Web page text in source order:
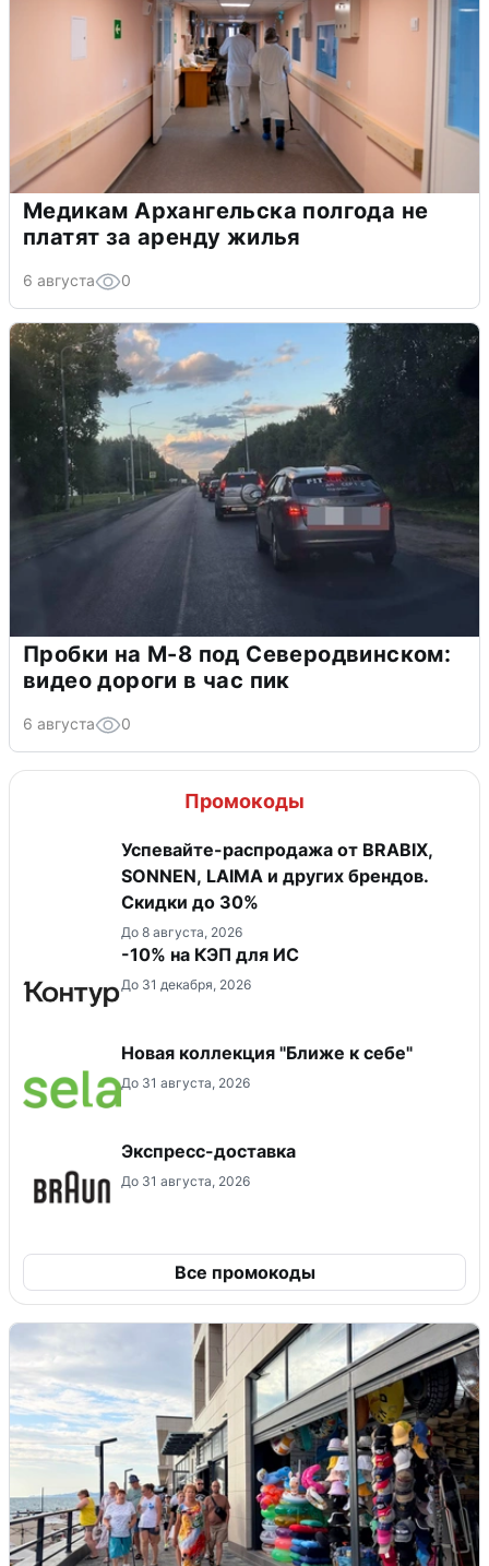
Медикам Архангельска полгода не
платят за аренду жилья
6 августа 0
Пробки на М-8 под Северодвинском:
видео дороги в час пик
6 августа 0
Промокоды
Успевайте-распродажа от BRABIX,
SONNEN, LAIMA и других брендов.
Скидки до 30%
До 8 августа, 2026
-10% на КЭП для ИС
До 31 декабря, 2026
Новая коллекция "Ближе к себе"
До 31 августа, 2026
Экспресс-доставка
До 31 августа, 2026
Все промокоды